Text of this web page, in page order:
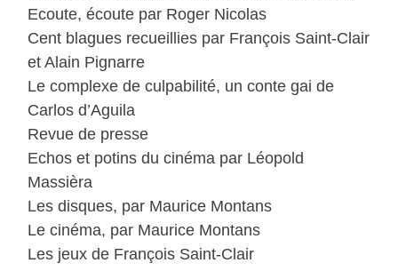
Ecoute, écoute par Roger Nicolas
Cent blagues recueillies par François Saint-Clair
et Alain Pignarre
Le complexe de culpabilité, un conte gai de
Carlos d’Aguila
Revue de presse
Echos et potins du cinéma par Léopold
Massièra
Les disques, par Maurice Montans
Le cinéma, par Maurice Montans
Les jeux de François Saint-Clair